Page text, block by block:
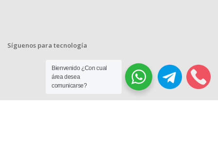
Síguenos para tecnología
Bienvenido ¿Con cual
área desea
comunicarse?